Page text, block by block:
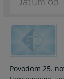
forward
interact
the
Povodom 25.